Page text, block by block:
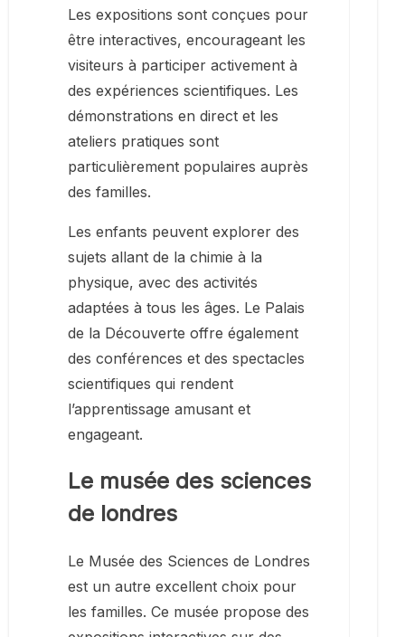
Les expositions sont conçues pour
être interactives, encourageant les
visiteurs à participer activement à
des expériences scientifiques. Les
démonstrations en direct et les
ateliers pratiques sont
particulièrement populaires auprès
des familles.
Les enfants peuvent explorer des
sujets allant de la chimie à la
physique, avec des activités
adaptées à tous les âges. Le Palais
de la Découverte offre également
des conférences et des spectacles
scientifiques qui rendent
l’apprentissage amusant et
engageant.
Le musée des sciences
de londres
Le Musée des Sciences de Londres
est un autre excellent choix pour
les familles. Ce musée propose des